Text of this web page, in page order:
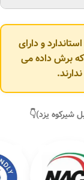
و دارای
که برش داده می
شیرکوه یزد)👇